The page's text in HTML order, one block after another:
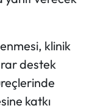
klinik
destek
katkı